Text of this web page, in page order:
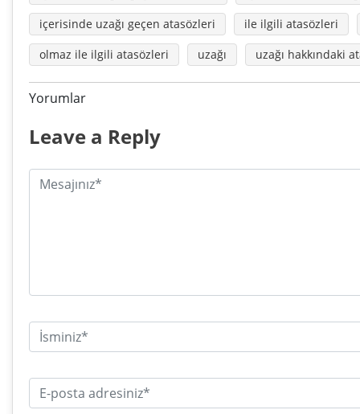
içerisinde uzağı geçen atasözleri
ile ilgili atasözleri
olmaz ile ilgili atasözleri
uzağı uzağı hakkındaki
Yorumlar
Leave a Reply